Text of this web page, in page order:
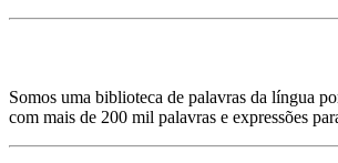
Somos uma biblioteca de palavras da língua
com mais de 200 mil palavras e expressões